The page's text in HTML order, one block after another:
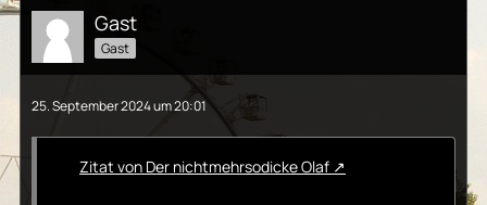
Gast
Gast
25. September 2024 um 20:01
Zitat von Der nichtmehrsodicke Olaf